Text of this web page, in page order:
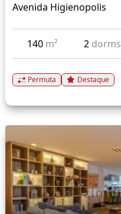
Avenida Higienopolis
140 m² 2 dorms
Permuta Destaque